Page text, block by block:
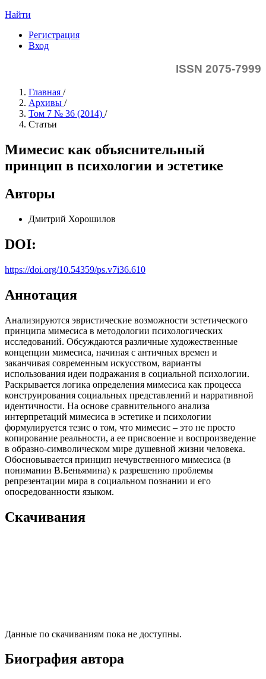
Найти
Регистрация
Вход
ISSN 2075-7999
Главная /
Архивы /
Том 7 № 36 (2014) /
Статьи
Мимесис как объяснительный
принцип в психологии и эстетике
Авторы
Дмитрий Хорошилов
DOI:
https://doi.org/10.54359/ps.v7i36.610
Аннотация
Анализируются эвристические возможности эстетического
принципа мимесиса в методологии психологических
исследований. Обсуждаются различные художественные
концепции мимесиса, начиная с античных времен и
заканчивая современным искусством, варианты
использования идеи подражания в социальной психологии.
Раскрывается логика определения мимесиса как процесса
конструирования социальных представлений и нарративной
идентичности. На основе сравнительного анализа
интерпретаций мимесиса в эстетике и психологии
формулируется тезис о том, что мимесис – это не просто
копирование реальности, а ее присвоение и воспроизведение
в образно-символическом мире душевной жизни человека.
Обосновывается принцип нечувственного мимесиса (в
понимании В.Беньямина) к разрешению проблемы
репрезентации мира в социальном познании и его
опосредованности языком.
Скачивания
Данные по скачиваниям пока не доступны.
Биография автора